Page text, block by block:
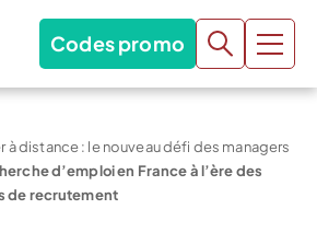
Codes promo
à distance : le nouveau défi des managers
d’emploi en France à l’ère des
de recrutement